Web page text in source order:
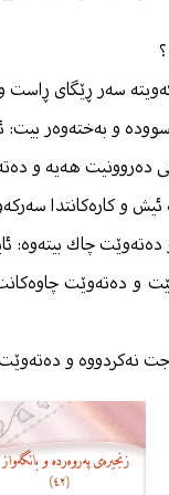
سەر ڕێگای ڕاست
و بەختەوەر بیت:
دەروونیت هەیە و
و كارەكانتدا
چاك بیتەوە:
و دەتەوێت
نەكردووە و